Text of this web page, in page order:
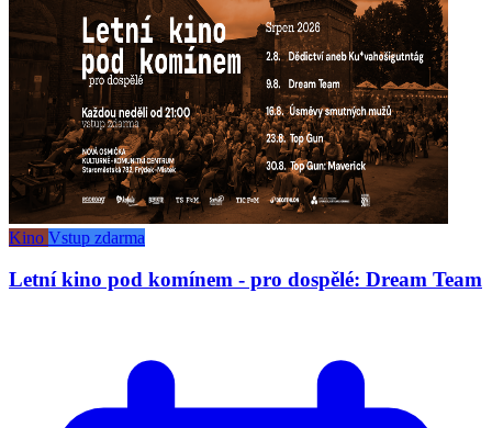
Kino Vstup zdarma
Letní kino pod komínem - pro dospělé: Dream Team